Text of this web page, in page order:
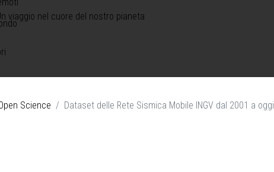
viaggio nel cuore del nostro pianeta
Science Dataset delle Rete Sismica Mobile INGV dal 2001 a oggi